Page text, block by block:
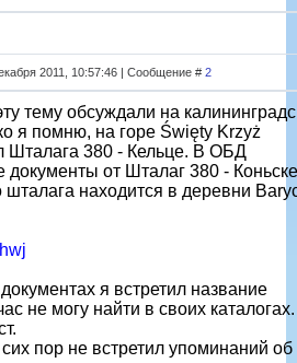
2011, 10:57:46 | Сообщение # 2
тему обсуждали на
я помню, на горе Święty Krzyż
Шталага 380 - Кельце. В ОБД
документы от Шталаг 380 -
шталага находится в деревни
я встретил название
не могу найти в своих
пор не встретил упоминаний об